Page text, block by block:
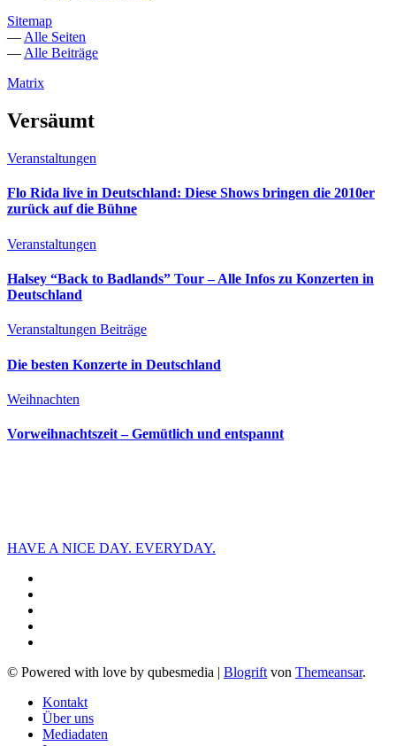
Sitemap
— Alle Seiten
— Alle Beiträge
Matrix
Versäumt
Veranstaltungen
Flo Rida live in Deutschland: Diese Shows bringen die 2010er
zurück auf die Bühne
Veranstaltungen
Halsey “Back to Badlands” Tour – Alle Infos zu Konzerten in
Deutschland
Veranstaltungen Beiträge
Die besten Konzerte in Deutschland
Weihnachten
Vorweihnachtszeit – Gemütlich und entspannt
HAVE A NICE DAY. EVERYDAY.
© Powered with love by qubesmedia | Blogrift von Themeansar.
Kontakt
Über uns
Mediadaten